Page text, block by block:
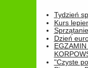
Tydzień
Kurs
Dzień
"Czyste